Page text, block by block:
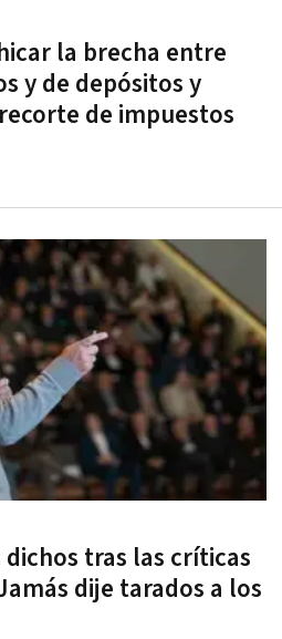
la brecha entre
y de depósitos y
de impuestos
tras las críticas
dije tarados a los